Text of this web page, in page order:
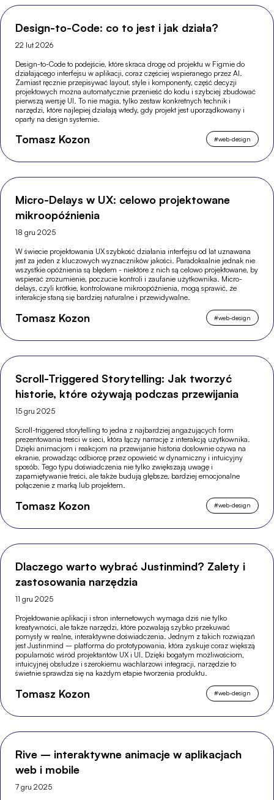
Design-to-Code: co to jest i jak działa?
22 lut 2026
Design-to-Code to podejście, które skraca drogę od projektu w Figmie do
działającego interfejsu w aplikacji, coraz częściej wspieranego przez AI.
Zamiast ręcznie przepisywać layout, style i komponenty, część decyzji
projektowych można automatycznie przenieść do kodu i szybciej zbudować
pierwszą wersję UI. To nie magia, tylko zestaw konkretnych technik i
narzędzi, które najlepiej działają wtedy, gdy projekt jest uporządkowany i
oparty na design systemie.
Tomasz Kozon #web-design
Micro-Delays w UX: celowo projektowane
mikroopóźnienia
18 gru 2025
W świecie projektowania UX szybkość działania interfejsu od lat uznawana
jest za jeden z kluczowych wyznaczników jakości. Paradoksalnie jednak nie
wszystkie opóźnienia są błędem - niektóre z nich są celowo projektowane, by
wspierać zrozumienie, poczucie kontroli i zaufanie użytkownika. Micro-
delays, czyli krótkie, kontrolowane mikroopóźnienia, mogą sprawić, że
interakcje staną się bardziej naturalne i przewidywalne.
Tomasz Kozon #web-design
Scroll-Triggered Storytelling: Jak tworzyć
historie, które ożywają podczas przewijania
15 gru 2025
Scroll-triggered storytelling to jedna z najbardziej angażujących form
prezentowania treści w sieci, która łączy narrację z interakcją użytkownika.
Dzięki animacjom i reakcjom na przewijanie historia dosłownie ożywa na
ekranie, prowadząc odbiorcę przez opowieść w dynamiczny i intuicyjny
sposób. Tego typu doświadczenia nie tylko zwiększają uwagę i
zapamiętywanie treści, ale także budują głębsze, bardziej emocjonalne
połączenie z marką lub projektem.
Tomasz Kozon #web-design
Dlaczego warto wybrać Justinmind? Zalety i
zastosowania narzędzia
11 gru 2025
Projektowanie aplikacji i stron internetowych wymaga dziś nie tylko
kreatywności, ale także narzędzi, które pozwalają szybko przekuwać
pomysły w realne, interaktywne doświadczenia. Jednym z takich rozwiązań
jest Justinmind – platforma do prototypowania, która zyskuje coraz większą
popularność wśród projektantów UX i UI. Dzięki bogatym możliwościom,
intuicyjnej obsłudze i szerokiemu wachlarzowi integracji, narzędzie to
świetnie sprawdza się na każdym etapie tworzenia produktu.
Tomasz Kozon #web-design
Rive – interaktywne animacje w aplikacjach
web i mobile
7 gru 2025